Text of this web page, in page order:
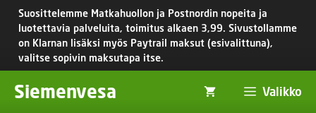
Siirry
sisältöön
Suosittelemme Matkahuollon ja Postnordin nopeita ja
luotettavia palveluita, toimitus alkaen 3,99. Sivustollamme
on Klarnan lisäksi myös Paytrail maksut (esivalittuna),
valitse sopivin maksutapa itse.
Siemenvesa Valikko